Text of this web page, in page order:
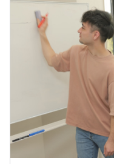
■レプトン（ https://
学習塾、英語教室、小
自立学習型の子ども
フランチャイズ事業
■レプトンリーディン
farm.jp/）
多読・多聴・eラーニ
ション英語のオンライ
（内訳）
・基本給：309,266円〜
・固定残業代：45時
◎給与面でも満足でき
関西のIT企業の中で